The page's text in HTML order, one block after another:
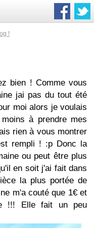
!
bien ! Comme vous
jai pas du tout été
moi alors je voulais
à prendre mes
rien à vous montrer
rempli ! :p Donc la
ou peut être plus
en soit j'ai fait dans
la plus portée de
m'a couté que 1€ et
!!! Elle fait un peu